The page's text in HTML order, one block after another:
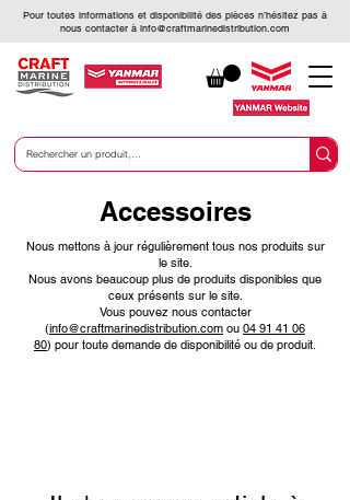
Pour toutes informations et disponibilité des pièces n’hésitez pas à
nous contacter à info@craftmarinedistribution.com
Accessoires
Nous mettons à jour régulièrement tous nos produits sur
le site.
Nous avons beaucoup plus de produits disponibles que
ceux présents sur le site.
Vous pouvez nous contacter
(info@craftmarinedistribution.com ou 04 91 41 06
80) pour toute demande de disponibilité ou de produit.